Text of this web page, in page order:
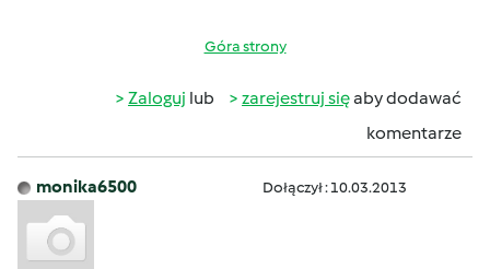
Góra strony
Zaloguj lub zarejestruj sięaby dodawać
komentarze
monika6500 Dołączył : 10.03.2013